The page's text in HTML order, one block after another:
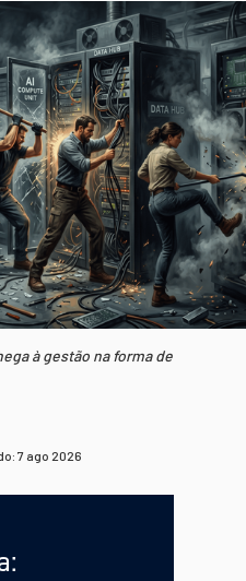
à gestão na forma de
7 ago 2026